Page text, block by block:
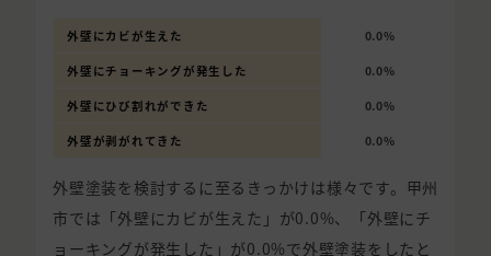
外壁にカビが生えた 0.0%
外壁にチョーキングが発生した 0.0%
外壁にひび割れができた 0.0%
外壁が剥がれてきた 0.0%
外壁塗装を検討するに至るきっかけは様々です。甲州
市では「外壁にカビが生えた」が0.0%、「外壁にチ
ョーキングが発生した」が0.0%で外壁塗装をしたと